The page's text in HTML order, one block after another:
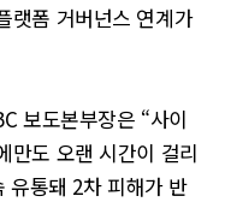
랫폼 거버넌스 연계가
보도본부장은 “사이
만도 오랜 시간이 걸리
유통돼 2차 피해가 반